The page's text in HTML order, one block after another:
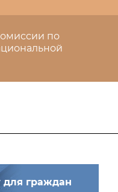
по
граждан